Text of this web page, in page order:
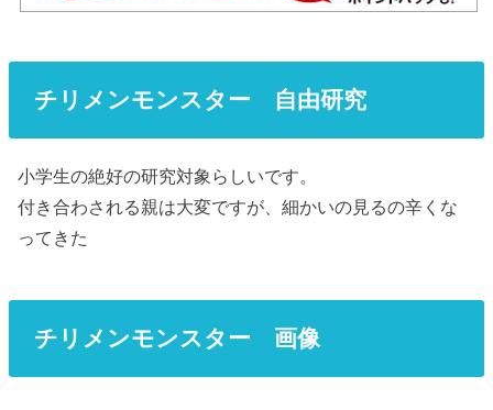
チリメンモンスター 自由研究
小学生の絶好の研究対象らしいです。
付き合わされる親は大変ですが、細かいの見るの辛くな
ってきた
チリメンモンスター 画像